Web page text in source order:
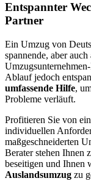
Entspannter
Partner
Ein Umzug von
spannende, aber auch
Ablauf jedoch
umfassende Hilfe,
Probleme verläuft.
Profitieren Sie von
individuellen
maßgeschneiderten
Berater stehen Ihnen
beseitigen und Ihnen
Auslandsumzug zu